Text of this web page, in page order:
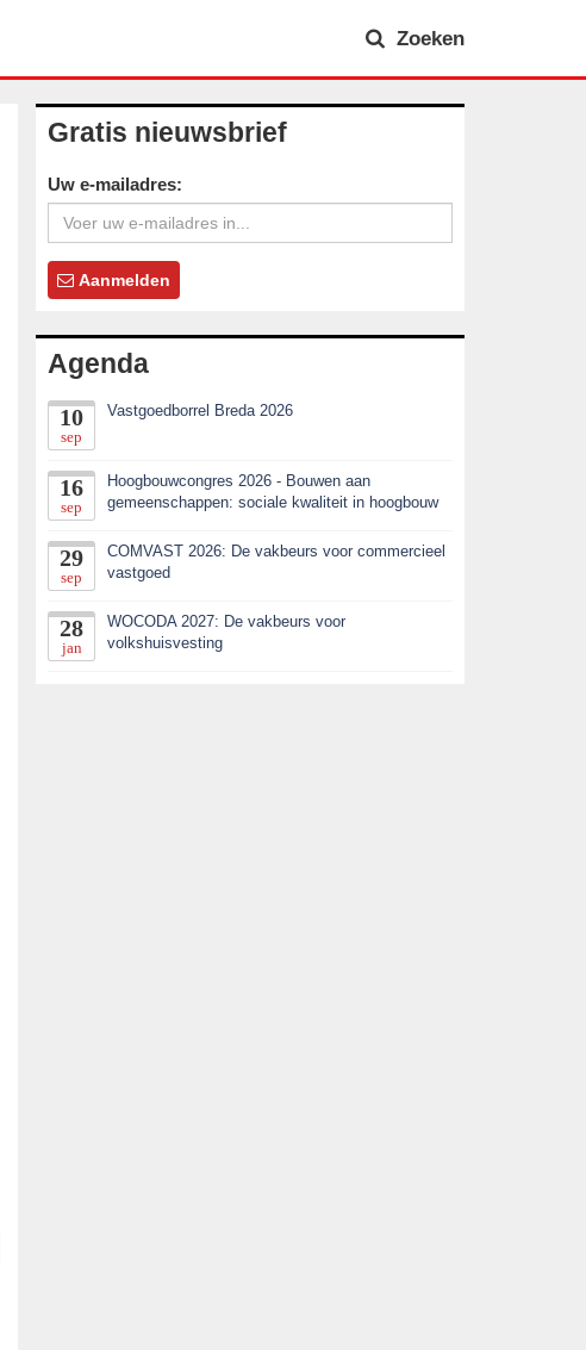
Zoeken
Gratis nieuwsbrief
Uw e-mailadres:
Aanmelden
Agenda
10
sep
Vastgoedborrel Breda 2026
16
sep
Hoogbouwcongres 2026 - Bouwen aan
gemeenschappen: sociale kwaliteit in hoogbouw
29
sep
COMVAST 2026: De vakbeurs voor commercieel
vastgoed
28
jan
WOCODA 2027: De vakbeurs voor
volkshuisvesting